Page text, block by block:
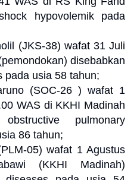
hypovolemik pada
(JKS-38) wafat 31 Juli
disebabkan
pada usia 58 tahun;
(SOC-26 ) wafat 1
WAS di KKHI Madinah
pulmonary
86 tahun;
05) wafat 1 Agustus
(KKHI Madinah)